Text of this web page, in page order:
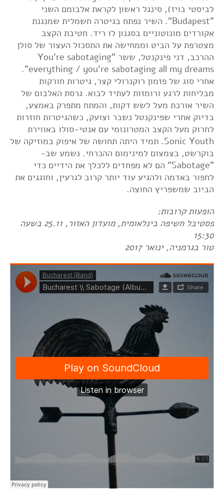
לביסטי בויז), סינגל ראשון לקראת אלבומם השני
"Budapest". השיר נפתח בגיטרה חשמלית שמנגנת
אקורדים מונוטוניים בסגנון לו ריד. חטיבת הקצב
מצטרפת על הביט וממחישה את התסכול העצור של סולן
ההרכב, דני פינקנטל, ששר "You’re sabotaging
everything / you’re sabotaging all my dreams”.
אחרי סוג של פזמון רוקנרולי קצר, גיטרות חורקות
מבליחות לרגע ורומזות לעתיד לבוא. גרסת האלבום של
השיר אורכת מעל לשש דקות, והמתח מתפרק באמצע,
בדיוק אחרי שפינקנטל נשבר וצועק, כשהגיטרות חוזרות
לחרוק מעל הקצב המטרונומי עם אנטי-סולו באווירת
Sonic Youth. תמיד היתה תחושה של איפוק במוזיקה של
בוקרשט, בצמצום למינימום ההכרחי. נשמע שב-
"Sabotage" הם לא מפחדים ללכלך את הידיים כדי
לחפור באדמה ולהגיע עוד יותר קרוב לגרעין, וחוגגים את
הביוב שמשפריץ החוצה.
הופעות קרובות:
פסטיבל חשיפה בינלאומית, מועדון האזור, 25.11 בשעה
15:30
טור בגרמניה, ינואר 2017